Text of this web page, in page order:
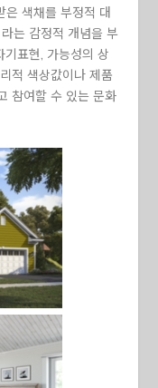
색채를 부정적 대
라는 감정적 개념을 부
기표현, 가능성의 상
적 색상값이나 제품
참여할 수 있는 문화